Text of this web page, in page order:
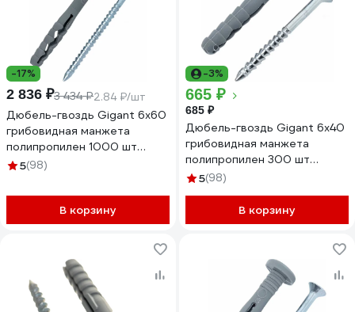
-17%
2 836 ₽3 434 ₽2.84 ₽/шт
Дюбель-гвоздь Gigant 6x60
грибовидная манжета
полипропилен 1000 шт
123857
5(98)
В корзину
-3%
665 ₽
685 ₽
Дюбель-гвоздь Gigant 6x40
грибовидная манжета
полипропилен 300 шт
123863
5(98)
В корзину